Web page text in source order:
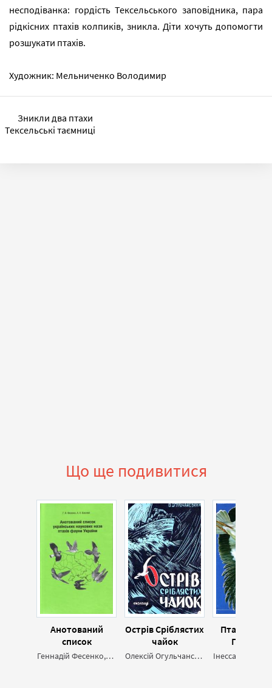
несподіванка: гордість Тексельського заповідника, пара
рідкісних птахів колпиків, зникла. Діти хочуть допомогти
розшукати птахів.
Художник: Мельниченко Володимир
Зникли два птахи
Тексельські таємниці
Що ще подивитися
Анотований
список
українських Геннадій Фесенко,Андрій Бокотей
Острів Сріблястих
чайок
Олексій Огульчанський
Птахи